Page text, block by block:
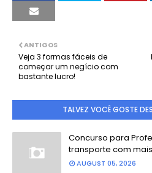
ANTIGOS
Veja 3 formas fáceis de
começar um negício com
bastante lucro!
TALVEZ VOCÊ GOSTE
Concurso para
transporte com
AUGUST 05, 2026